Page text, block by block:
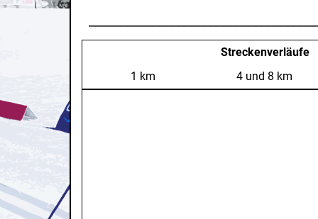
Streckenverläufe
1 km
4 und 8 km